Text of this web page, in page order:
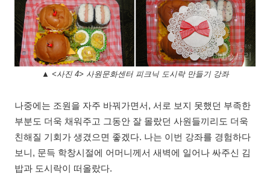
▲ <사진 4> 사원문화센터 피크닉 도시락 만들기 강좌
나중에는 조원을 자주 바꿔가면서, 서로 보지 못했던 부족한
부분도 더욱 채워주고 그동안 잘 몰랐던 사원들끼리도 더욱
친해질 기회가 생겼으면 좋겠다. 나는 이번 강좌를 경험하다
보니, 문득 학창시절에 어머니께서 새벽에 일어나 싸주신 김
밥과 도시락이 떠올랐다.